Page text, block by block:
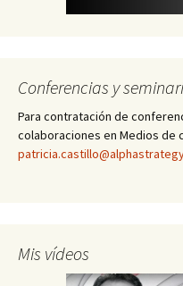
Conferencias y
Para contratación de
colaboraciones en Medios de
Mis vídeos